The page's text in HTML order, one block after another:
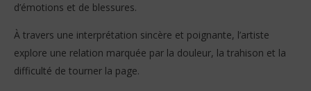
NOW VIEWING
d’émotions et de blessures.
À travers une interprétation sincère et poignante, l’artiste
explore une relation marquée par la douleur, la trahison et la
difficulté de tourner la page.